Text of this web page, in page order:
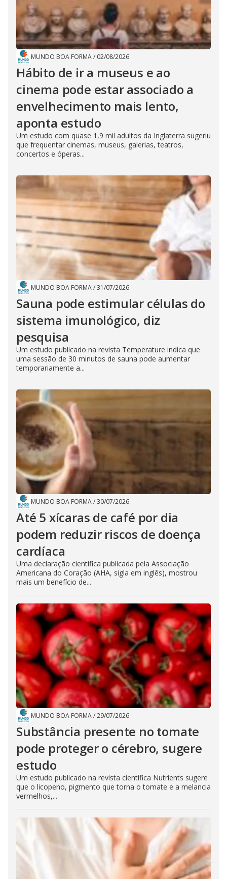
MUNDO BOA FORMA/ 02/08/2026
Hábito de ir a museus e ao
cinema pode estar associado a
envelhecimento mais lento,
aponta estudo
Um estudo com quase 1,9 mil adultos da Inglaterra sugeriu
que frequentar cinemas, museus, galerias, teatros,
concertos e óperas...
MUNDO BOA FORMA/31/07/2026
Sauna pode estimular células do
sistema imunológico, diz
pesquisa
Um estudo publicado na revista Temperature indica que
uma sessão de 30 minutos de sauna pode aumentar
temporariamente a...
MUNDO BOA FORMA/30/07/2026
Até 5 xícaras de café por dia
podem reduzir riscos de doença
cardíaca
Uma declaração científica publicada pela Associação
Americana do Coração (AHA, sigla em inglês), mostrou
mais um benefício de...
MUNDO BOA FORMA/29/07/2026
Substância presente no tomate
pode proteger o cérebro, sugere
estudo
Um estudo publicado na revista científica Nutrients sugere
que o licopeno, pigmento que torna o tomate e a melancia
vermelhos,...